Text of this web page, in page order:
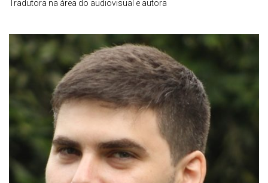
Tradutora na área do audiovisual e autora